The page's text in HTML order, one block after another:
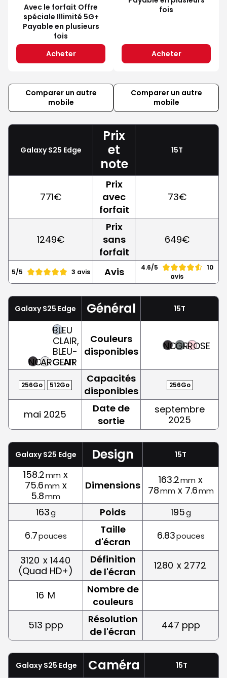
Avec le forfait Offre
spéciale Illimité 5G+
Payable en plusieurs
fois
Acheter
fois
Acheter
Comparer un autre
mobile
Comparer un autre
mobile
Galaxy S25 Edge
Prix
et
note
15T
771€
Prix
avec
forfait
73€
1249€
Prix
sans
forfait
649€
5/5 3 avis Avis 4.6/5
10
avis
Galaxy S25 Edge Général 15T
NOIRARGENT
BLEU
CLAIR,
BLEU-
CLAIR
Couleurs
disponibles
NOIRGRISROSE
256Go 512Go
Capacités
disponibles
256Go
mai 2025
Date de
sortie
septembre
2025
Galaxy S25 Edge Design 15T
158.2mm x
75.6mm x
5.8mm
Dimensions 163.2mm x
78mm x 7.6mm
163g Poids 195g
6.7pouces
Taille
d'écran
6.83pouces
3120 x 1440
(Quad HD+)
Définition
de l'écran
1280 x 2772
16 M
Nombre de
couleurs
513 ppp
Résolution
de l'écran
447 ppp
Galaxy S25 Edge Caméra 15T